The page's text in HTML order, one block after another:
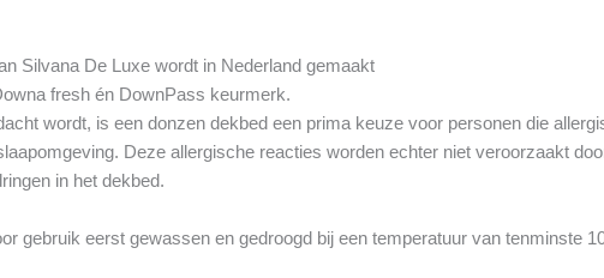
Silvana De Luxe wordt in Nederland gemaakt
fresh én DownPass keurmerk.
wordt, is een donzen dekbed een prima keuze voor personen die
Deze allergische reacties worden echter niet veroorzaakt
in het dekbed.
gebruik eerst gewassen en gedroogd bij een temperatuur van tenminste